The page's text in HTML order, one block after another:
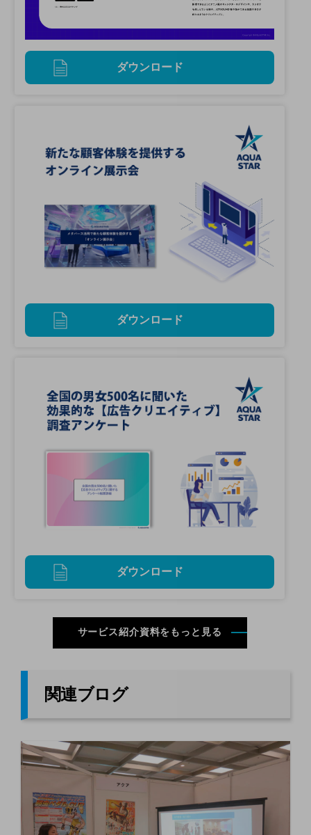
ダウンロード
ダウンロード
ダウンロード
サービス紹介資料をもっと見る
関連ブログ